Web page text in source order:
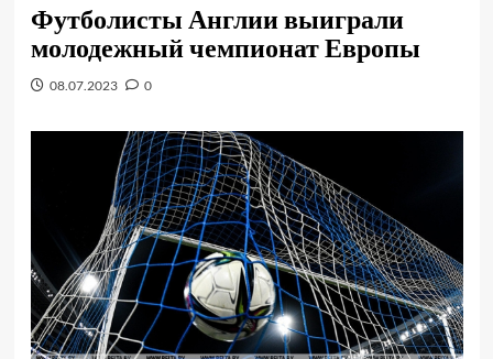
Футболисты Англии выиграли
молодежный чемпионат Европы
08.07.2023 0